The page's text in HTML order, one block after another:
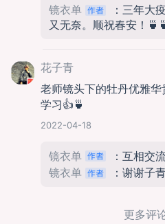
镜衣单
：三年大
又无奈。顺祝春安！
花子青
老师镜头下的牡丹优雅
学习👍🍵
2022-04-18
镜衣单
：互相交
镜衣单
：谢谢子
更多评